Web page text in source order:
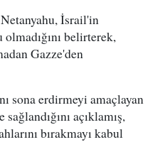
İsrail'in
belirterek,
Gazze'den
sona erdirmeyi amaçlayan
açıklamış,
bırakmayı kabul